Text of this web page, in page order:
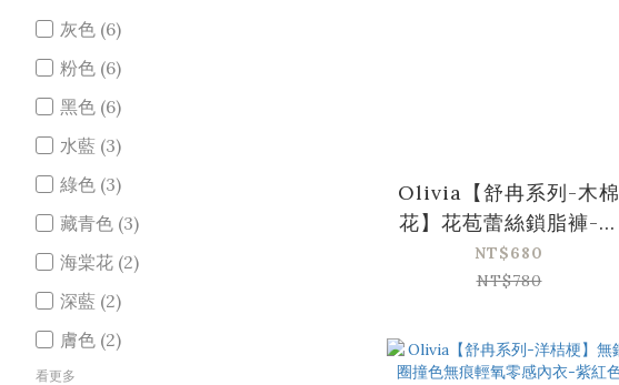
灰色 (6)
粉色 (6)
黑色 (6)
水藍 (3)
綠色 (3)
藏青色 (3)
海棠花 (2)
深藍 (2)
膚色 (2)
看更多
Olivia【舒冉系列-木棉
花】花苞蕾絲鎖脂褲-膚
色
NT$680
NT$780